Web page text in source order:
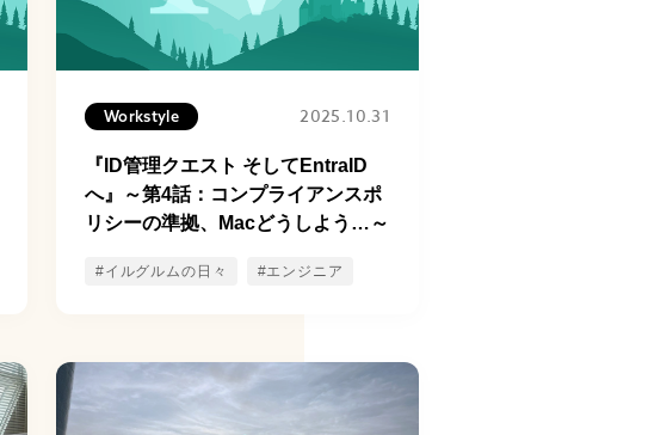
Workstyle 2025.10.31
『ID管理クエスト そしてEntraID
へ』～第4話：コンプライアンスポ
リシーの準拠、Macどうしよう…～
#イルグルムの日々 #エンジニア